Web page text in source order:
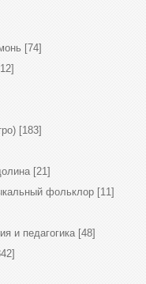
[74]
[183]
[21]
фольклор [11]
и педагогика [48]